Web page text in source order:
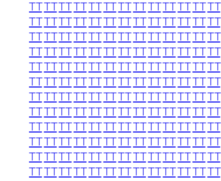
TTTTTTTTTTTTTTTTTTTTTTTTTT
TTTTTTTTTTTTTTTTTTTTTTTTTT
TTTTTTTTTTTTTTTTTTTTTTTTTT
TTTTTTTTTTTTTTTTTTTTTTTTTT
TTTTTTTTTTTTTTTTTTTTTTTTTT
TTTTTTTTTTTTTTTTTTTTTTTTTT
TTTTTTTTTTTTTTTTTTTTTTTTTT
TTTTTTTTTTTTTTTTTTTTTTTTTT
TTTTTTTTTTTTTTTTTTTTTTTTTT
TTTTTTTTTTTTTTTTTTTTTTTTTT
TTTTTTTTTTTTTTTTTTTTTTTTTT
TTTTTTTTTTTTTTTTTTTTTTTTTT